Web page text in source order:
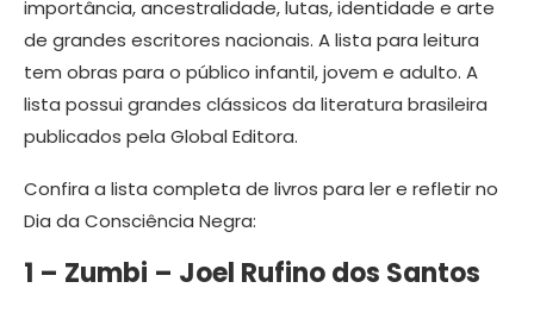
importância, ancestralidade, lutas, identidade e arte
de grandes escritores nacionais. A lista para leitura
tem obras para o público infantil, jovem e adulto. A
lista possui grandes clássicos da literatura brasileira
publicados pela Global Editora.
Confira a lista completa de livros para ler e refletir no
Dia da Consciência Negra:
1 – Zumbi – Joel Rufino dos Santos